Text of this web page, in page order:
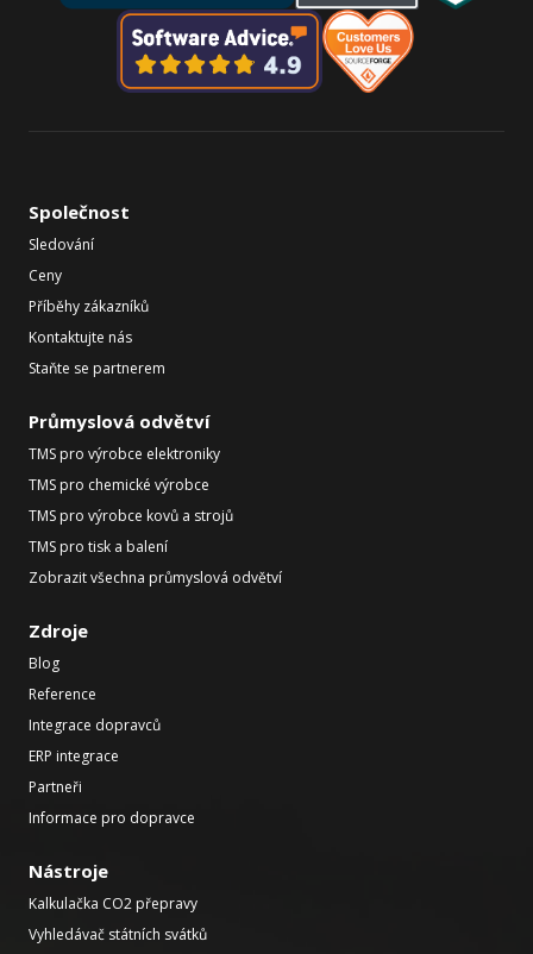
Společnost
Sledování
Ceny
Příběhy zákazníků
Kontaktujte nás
Staňte se partnerem
Průmyslová odvětví
TMS pro výrobce elektroniky
TMS pro chemické výrobce
TMS pro výrobce kovů a strojů
TMS pro tisk a balení
Zobrazit všechna průmyslová odvětví
Zdroje
Blog
Reference
Integrace dopravců
ERP integrace
Partneři
Informace pro dopravce
Nástroje
Kalkulačka CO2 přepravy
Vyhledávač státních svátků